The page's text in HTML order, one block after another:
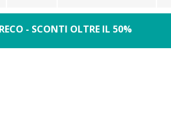
- SCONTI OLTRE IL 50%